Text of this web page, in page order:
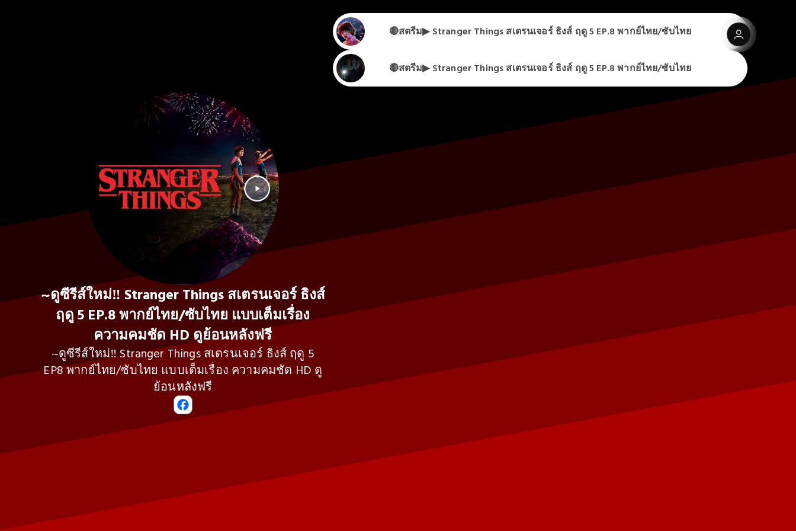
~ดูซีรีส์ใหม่‼️ Stranger Things สเตรนเจอร์ ธิงส์
ฤดู 5 EP.8 พากย์ไทย/ซับไทย แบบเต็มเรื่อง
ความคมชัด HD ดูย้อนหลังฟรี
~ดูซีรีส์ใหม่‼️ Stranger Things สเตรนเจอร์ ธิงส์ ฤดู 5
EP8 พากย์ไทย/ซับไทย แบบเต็มเรื่อง ความคมชัด HD ดู
ย้อนหลังฟรี
🔴สตรีม▶ Stranger Things สเตรนเจอร์ ธิงส์ ฤดู 5 EP.8 พากย์ไทย/ซับไทย
🔴สตรีม▶ Stranger Things สเตรนเจอร์ ธิงส์ ฤดู 5 EP.8 พากย์ไทย/ซับไทย
🔴สตรีม▶ Stranger Things สเตรนเจอร์ ธิงส์ ฤดู 5 EP.8 พากย์ไทย/ซับไทย
🔴สตรีม▶ Stranger Things สเตรนเจอร์ ธิงส์ ฤดู 5 EP.8 พากย์ไทย/ซับไทย